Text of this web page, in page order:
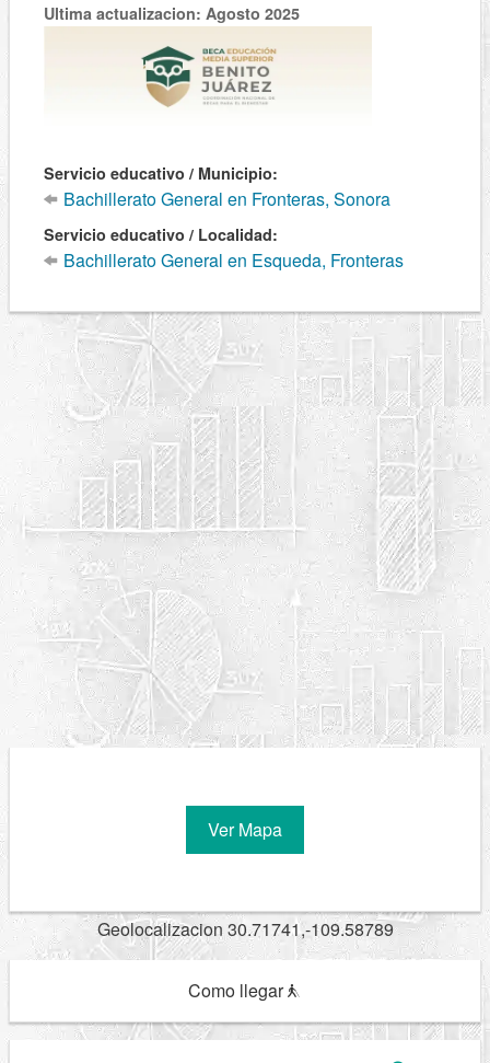
Ultima actualizacion: Agosto 2025
Servicio educativo / Municipio:
Bachillerato General en Fronteras, Sonora
Servicio educativo / Localidad:
Bachillerato General en Esqueda, Fronteras
Ver Mapa
Geolocalizacion 30.71741,-109.58789
Como llegar